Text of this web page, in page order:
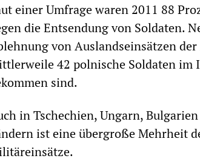
einer Umfrage waren 2011 88
die Entsendung von Soldaten.
von Auslandseinsätzen
42 polnische Soldaten im
sind.
in Tschechien, Ungarn,
ist eine übergroße Mehrheit